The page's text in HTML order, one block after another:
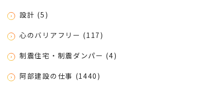
設計 (5)
心のバリアフリー (117)
制震住宅・制震ダンパー (4)
阿部建設の仕事 (1440)